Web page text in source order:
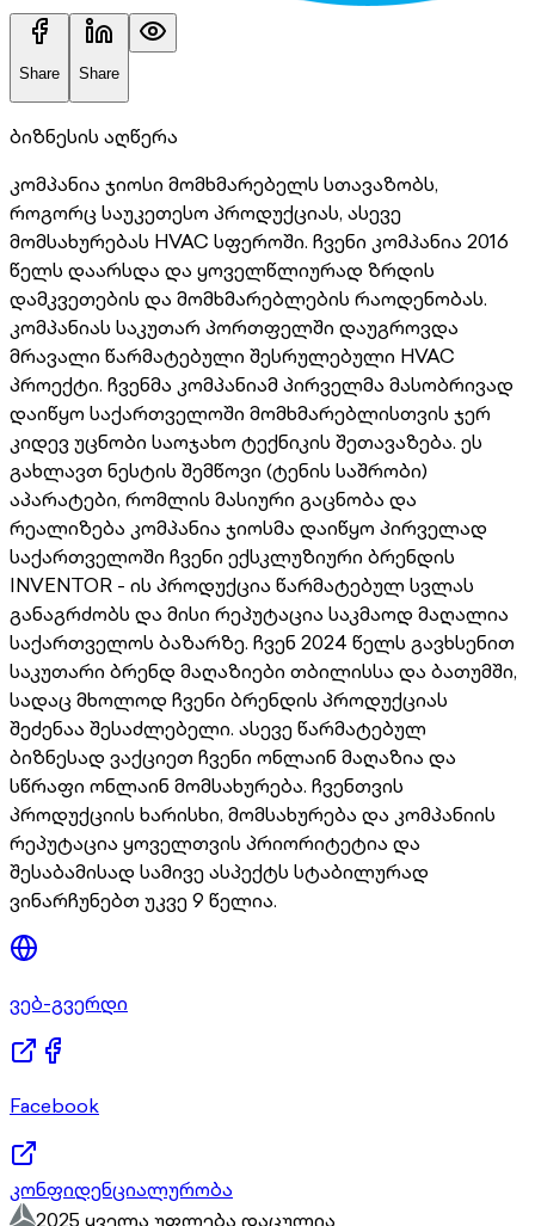
Share Share
ბიზნესის აღწერა
კომპანია ჯიოსი მომხმარებელს სთავაზობს,
როგორც საუკეთესო პროდუქციას, ასევე
მომსახურებას HVAC სფეროში. ჩვენი კომპანია 2016
წელს დაარსდა და ყოველწლიურად ზრდის
დამკვეთების და მომხმარებლების რაოდენობას.
კომპანიას საკუთარ პორთფელში დაუგროვდა
მრავალი წარმატებული შესრულებული HVAC
პროექტი. ჩვენმა კომპანიამ პირველმა მასობრივად
დაიწყო საქართველოში მომხმარებლისთვის ჯერ
კიდევ უცნობი საოჯახო ტექნიკის შეთავაზება. ეს
გახლავთ ნესტის შემწოვი (ტენის საშრობი)
აპარატები, რომლის მასიური გაცნობა და
რეალიზება კომპანია ჯიოსმა დაიწყო პირველად
საქართველოში ჩვენი ექსკლუზიური ბრენდის
INVENTOR - ის პროდუქცია წარმატებულ სვლას
განაგრძობს და მისი რეპუტაცია საკმაოდ მაღალია
საქართველოს ბაზარზე. ჩვენ 2024 წელს გავხსენით
საკუთარი ბრენდ მაღაზიები თბილისსა და ბათუმში,
სადაც მხოლოდ ჩვენი ბრენდის პროდუქციას
შეძენაა შესაძლებელი. ასევე წარმატებულ
ბიზნესად ვაქციეთ ჩვენი ონლაინ მაღაზია და
სწრაფი ონლაინ მომსახურება. ჩვენთვის
პროდუქციის ხარისხი, მომსახურება და კომპანიის
რეპუტაცია ყოველთვის პრიორიტეტია და
შესაბამისად სამივე ასპექტს სტაბილურად
ვინარჩუნებთ უკვე 9 წელია.
ვებ-გვერდი
Facebook
კონფიდენციალურობა
2025 ყველა უფლება დაცულია